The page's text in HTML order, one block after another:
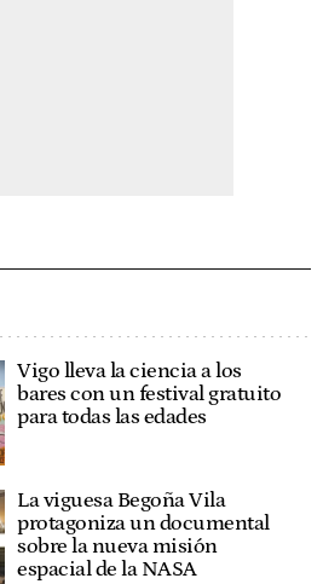
Vigo lleva la ciencia a los
bares con un festival gratuito
para todas las edades
La viguesa Begoña Vila
protagoniza un documental
sobre la nueva misión
espacial de la NASA